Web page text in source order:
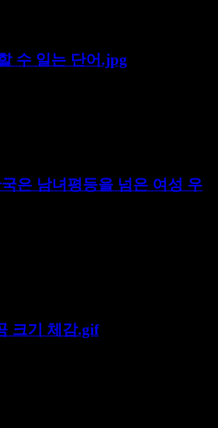
수 일는 단어.jpg
은 남녀평등을 넘은 여성 우
크기 체감.gif